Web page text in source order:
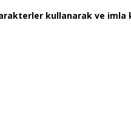
kullanarak ve imla